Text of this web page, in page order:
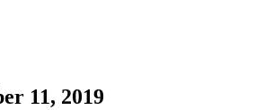
11, 2019